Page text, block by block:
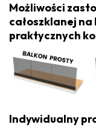
Możliwości
całoszklanej
praktycznych
Indywidualny